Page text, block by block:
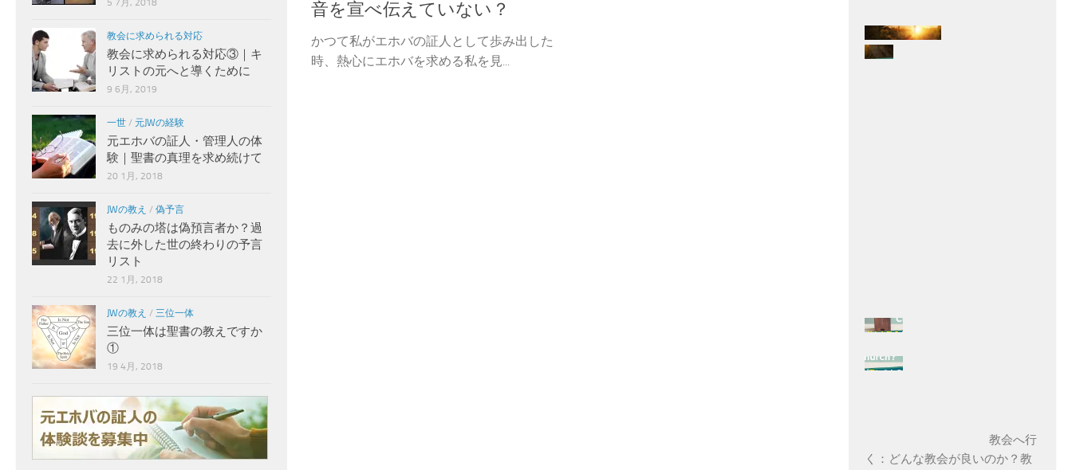
音を宣べ伝えていない？
かつて私がエホバの証人として歩み出した
時、熱心にエホバを求める私を見...
教会に求められる対応
教会に求められる対応③｜キ
リストの元へと導くために
9 6月, 2019
一世 / 元JWの経験
元エホバの証人・管理人の体
験｜聖書の真理を求め続けて
20 1月, 2018
JWの教え / 偽予言
ものみの塔は偽預言者か？過
去に外した世の終わりの予言
リスト
22 1月, 2018
JWの教え / 三位一体
三位一体は聖書の教えですか
①
19 4月, 2018
教会へ行
く：どんな教会が良いのか？教